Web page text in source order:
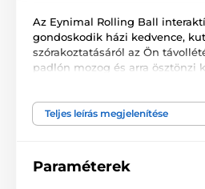
Az Eynimal Rolling Ball
gondoskodik házi kedvence,
szórakoztatásáról az Ön
padlón mozog és arra ösztönzi
irányát, amint akadályt érzékel
műanyagból készült játék 1 db
tartalmazza). A labda átmérője
Teljes leírás megjelenítése
Paraméterek